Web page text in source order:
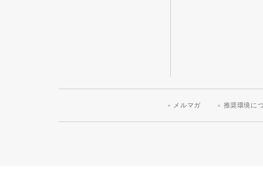
メルマガ 推奨環境に